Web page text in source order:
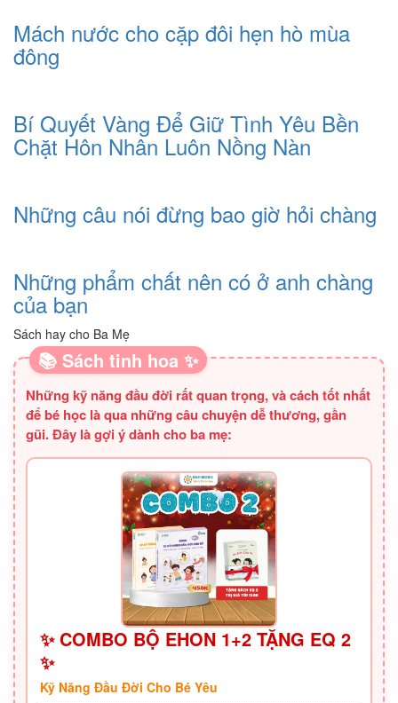
Mách nước cho cặp đôi hẹn hò mùa
đông
Bí Quyết Vàng Để Giữ Tình Yêu Bền
Chặt Hôn Nhân Luôn Nồng Nàn
Những câu nói đừng bao giờ hỏi chàng
Những phẩm chất nên có ở anh chàng
của bạn
Sách hay cho Ba Mẹ
📚 Sách tinh hoa ✨
Những kỹ năng đầu đời rất quan trọng, và cách tốt nhất
để bé học là qua những câu chuyện dễ thương, gần
gũi. Đây là gợi ý dành cho ba mẹ:
✨ COMBO BỘ EHON 1+2 TẶNG EQ 2
✨
Kỹ Năng Đầu Đời Cho Bé Yêu